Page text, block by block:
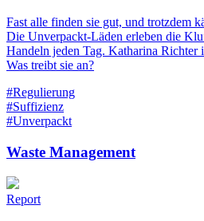
Fast alle finden sie gut, und trotzdem
Die Unverpackt-Läden erleben die
Handeln jeden Tag. Katharina Richter
Was treibt sie an?
#Regulierung
#Suffizienz
#Unverpackt
Waste Management
Report